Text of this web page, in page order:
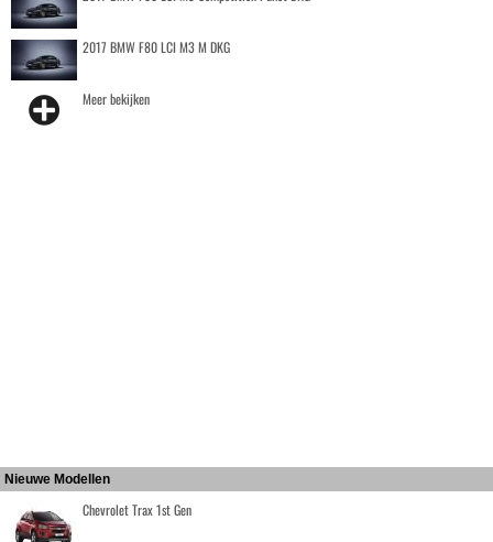
2017 BMW F80 LCI M3 M DKG
Meer bekijken
Nieuwe Modellen
Chevrolet Trax 1st Gen